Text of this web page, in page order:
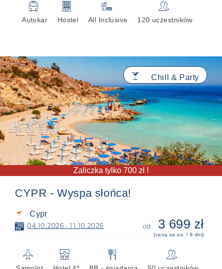
🚍
Autokar
🏢
Hostel

All Inclusive
👥
120 uczestników
Zaliczka tylko 700 zł !
Chill & Party
🍸
CYPR - Wyspa słońca!
Cypr
📅 04.10.2026 - 11.10.2026 od 3 699 zł
(cena za os. / 8 dni)
✈ 🏨 🍴 👥